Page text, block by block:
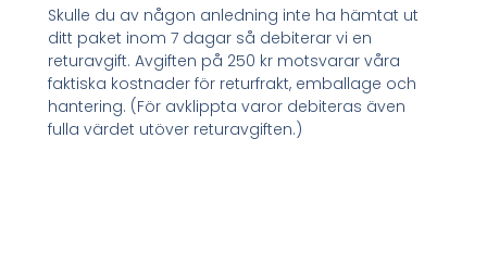
Skulle du av någon anledning inte ha hämtat ut
ditt paket inom 7 dagar så debiterar vi en
returavgift. Avgiften på 250 kr motsvarar våra
faktiska kostnader för returfrakt, emballage och
hantering. (För avklippta varor debiteras även
fulla värdet utöver returavgiften.)